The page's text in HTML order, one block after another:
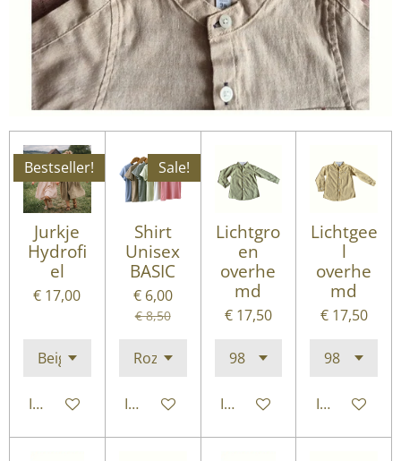
Bestseller!
Jurkje
Hydrofi
el
€ 17,00
In winkelwagen
Sale!
Shirt
Unisex
BASIC
€ 6,00
€ 8,50
In winkelwagen
Lichtgro
en
overhe
md
€ 17,50
In winkelwagen
Lichtgee
l
overhe
md
€ 17,50
In